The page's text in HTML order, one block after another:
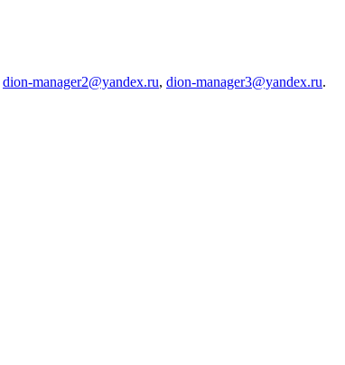
dion-manager2@yandex.ru, dion-manager3@yandex.ru.